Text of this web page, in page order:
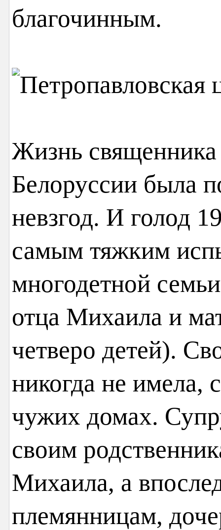
благочинным.
Жизнь священника
Белоруссии была
невзгод. И голод
самым тяжким
многодетной
отца Михаила и
четверо детей).
никогда не имела,
чужих домах.
своим
Михаила, а
племянницам,